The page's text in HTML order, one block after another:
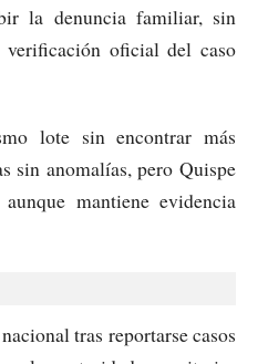
la denuncia familiar, sin
verificación oficial del caso
lote sin encontrar más
sin anomalías, pero Quispe
mantiene evidencia
tras reportarse casos